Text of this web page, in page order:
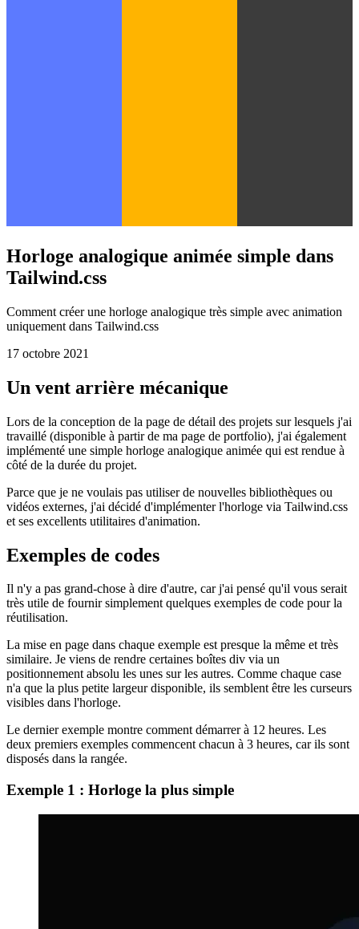
Horloge analogique animée simple dans
Tailwind.css
uniquement dans Tailwind.css
Un vent arrière mécanique
Lors de la conception de la page de détail des projets sur lesquels j'ai
travaillé (disponible à partir de ma page de portfolio), j'ai également
implémenté une simple horloge analogique animée qui est rendue à
côté de la durée du projet.
vidéos externes, j'ai décidé d'implémenter l'horloge via Tailwind.css
Exemples de codes
Il n'y a pas grand-chose à dire d'autre, car j'ai pensé qu'il vous serait
très utile de fournir simplement quelques exemples de code pour la
réutilisation.
La mise en page dans chaque exemple est presque la même et très
similaire. Je viens de rendre certaines boîtes div via un
positionnement absolu les unes sur les autres. Comme chaque case
n'a que la plus petite largeur disponible, ils semblent être les curseurs
visibles dans l'horloge.
Le dernier exemple montre comment démarrer à 12 heures. Les
deux premiers exemples commencent chacun à 3 heures, car ils sont